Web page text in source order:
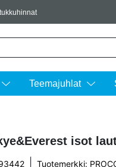
Teemajuhlat
isot
Tuotemerkki: